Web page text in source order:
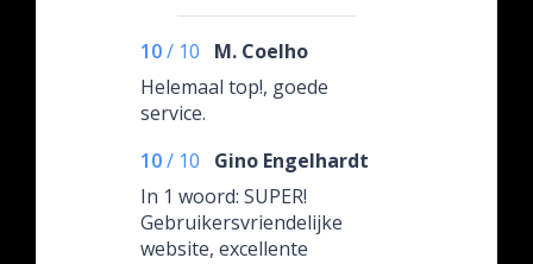
10/ 10
M. Coelho
Helemaal top!, goede
service.
10/ 10
Gino Engelhardt
In 1 woord: SUPER!
Gebruikersvriendelijke
website, excellente